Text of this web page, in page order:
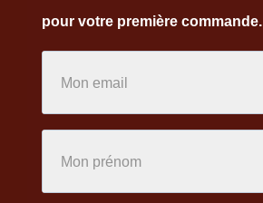
pour votre première commande.